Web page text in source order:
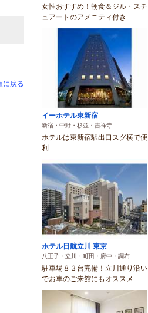
に戻る
女性おすすめ！朝食＆ジル・スチ
ュアートのアメニティ付き
イーホテル東新宿
新宿・中野・杉並・吉祥寺
ホテルは東新宿駅出口スグ横で便
利
ホテル日航立川 東京
八王子・立川・町田・府中・調布
駐車場８３台完備！立川通り沿い
でお車のご来館にもオススメ